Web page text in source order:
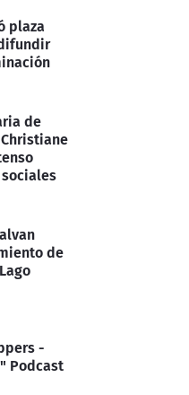
plaza
de
de
-
Podcast